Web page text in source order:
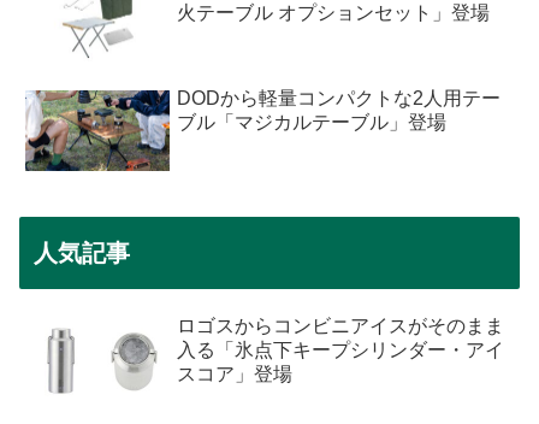
火テーブル オプションセット」登場
DODから軽量コンパクトな2人用テー
ブル「マジカルテーブル」登場
人気記事
ロゴスからコンビニアイスがそのまま
入る「氷点下キープシリンダー・アイ
スコア」登場